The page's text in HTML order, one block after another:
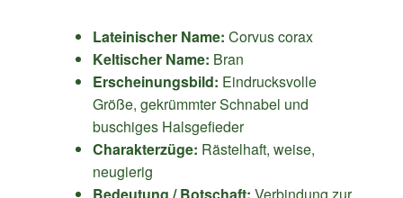
Lateinischer Name: Corvus corax
Keltischer Name: Bran
Erscheinungsbild: Eindrucksvolle
Größe, gekrümmter Schnabel und
buschiges Halsgefieder
Charakterzüge: Rästelhaft, weise,
neugierig